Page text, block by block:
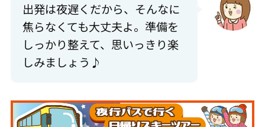
出発は夜遅くだから、そんなに
焦らなくても大丈夫よ。準備を
しっかり整えて、思いっきり楽
しみましょう♪